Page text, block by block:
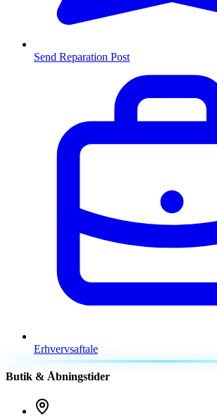
Send Reparation Post
Erhvervsaftale
Butik & Åbningstider